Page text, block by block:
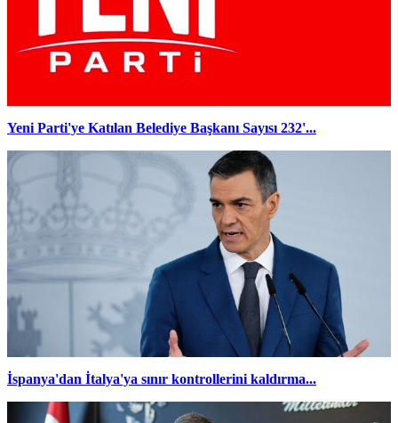
Yeni Parti'ye Katılan Belediye Başkanı Sayısı 232'...
İspanya'dan İtalya'ya sınır kontrollerini kaldırma...